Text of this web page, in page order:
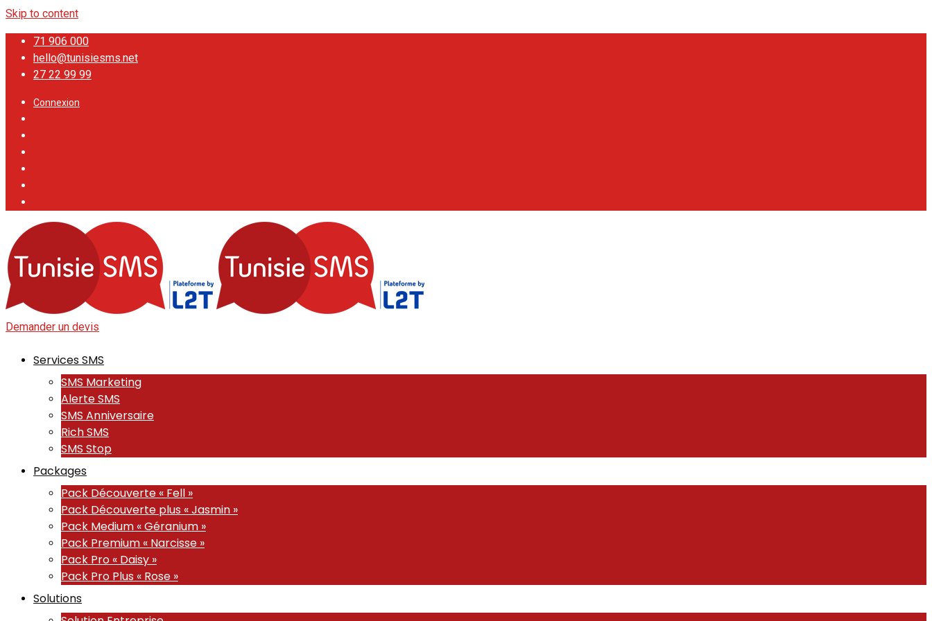
Skip to content
71 906 000
hello@tunisiesms.net
27 22 99 99
Connexion
Demander un devis
Services SMS
SMS Marketing
Alerte SMS
SMS Anniversaire
Rich SMS
SMS Stop
Packages
Pack Découverte « Fell »
Pack Découverte plus « Jasmin »
Pack Medium « Géranium »
Pack Premium « Narcisse »
Pack Pro « Daisy »
Pack Pro Plus « Rose »
Solutions